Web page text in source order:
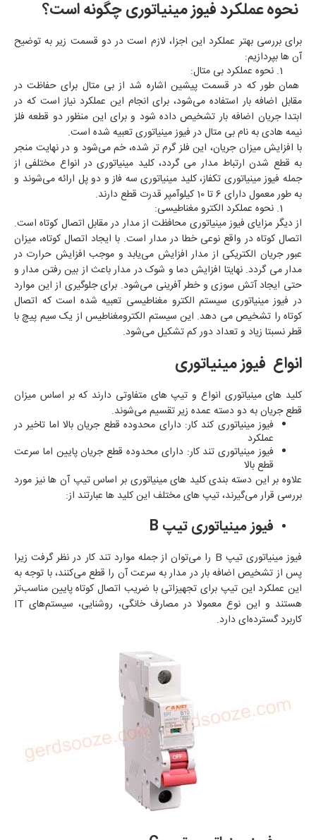
نحوه عملکرد فیوز مینیاتوری چگونه است؟
برای بررسی بهتر عملکرد این اجزا، لازم است در دو قسمت زیر به توضیح
آن ها بپردازیم:
نحوه عملکرد بی متال:
همان‌ طور که در قسمت پیشین اشاره شد از بی متال برای حفاظت در
مقابل اضافه بار استفاده می‌شود، برای انجام این عملکرد نیاز است که در
ابتدا جریان اضافه بار تشخیص داده شود و برای این منظور دو قطعه فلز
نیمه هادی به نام بی متال در فیوز مینیاتوری تعبیه شده است.
با افزایش میزان جریان، این فلز گرم‌ تر ‌شده، خم می‌شود و در نهایت منجر
به قطع شدن ارتباط مدار می‌ گردد، کلید مینیاتوری در انواع مختلفی از
جمله فیوز مینیاتوری تکفاز، کلید مینیاتوری سه فاز و دو پل ارائه می‌شوند و
به طور معمول دارای 6 تا 10 کیلوآمپر قدرت قطع دارند.
نحوه عملکرد الکترو مغناطیسی:
از دیگر مزایای فیوز مینیاتوری محافظت از مدار در مقابل اتصال کوتاه است.
اتصال کوتاه در واقع نوعی خطا در مدار است. با ایجاد اتصال کوتاه، میزان
عبور جریان الکتریکی از مدار افزایش می‌یابد و موجب افزایش حرارت در
مدار می‌ گردد. نهایتا افزایش دما و شوک در مدار باعث از بین رفتن مدار و
حتی ایجاد آتش‌ سوزی و خطر آفرینی می‌‌شود. برای جلوگیری از این موارد
در فیوز مینیاتوری سیستم الکترو مغناطیسی تعبیه شده است که اتصال
کوتاه را تشخیص می‌ دهد. این سیستم الکترومغناطیس از یک سیم پیچ با
قطر نسبتا زیاد و تعداد دور کم تشکیل می‌شود.
انواع فیوز مینیاتوری
کلید های مینیاتوری انواع و تیپ‌ های متفاوتی دارند که بر اساس میزان
قطع جریان به دو دسته عمده زیر تقسیم می‌شوند.
فیوز مینیاتوری کند کار: دارای محدوده قطع جریان بالا اما تاخیر در
عملکرد
فیوز مینیاتوری تند کار: دارای محدوده قطع جریان پایین‌ اما سرعت
قطع بالا
علاوه بر این دسته بندی کلید های مینیاتوری بر اساس تیپ آن‌ ها نیز مورد
بررسی قرار می‌گیرند، تیپ‌ های مختلف این کلید ها عبارتند از:
فیوز مینیاتوری تیپ B
فیوز مینیاتوری تیپ B را می‌توان از جمله موارد تند کار در نظر گرفت زیرا
پس از تشخیص اضافه بار در مدار به سرعت آن را قطع می‌کنند، با توجه به
این عملکرد این تیپ برای تجهیزاتی با ضریب اتصال کوتاه پایین مناسب‌تر
هستند و این نوع معمولا در مصارف خانگی، روشنایی، سیستم‌های IT
کاربرد گسترده‌ای دارد.